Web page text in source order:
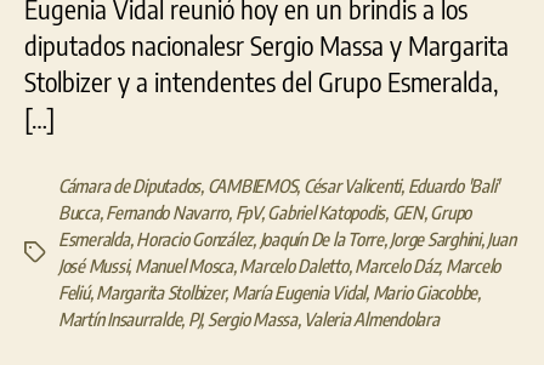
Eugenia Vidal reunió hoy en un brindis a los
diputados nacionalesr Sergio Massa y Margarita
Stolbizer y a intendentes del Grupo Esmeralda,
[…]
Etiquetas
Cámara de Diputados, CAMBIEMOS, César Valicenti, Eduardo 'Bali'
Bucca,Fernando Navarro, FpV,Gabriel Katopodis, GEN,Grupo
Esmeralda,Horacio González, Joaquín De la Torre,Jorge Sarghini,Juan
José Mussi, Manuel Mosca,Marcelo Daletto,Marcelo Dáz, Marcelo
Feliú,Margarita Stolbizer, María Eugenia Vidal, Mario Giacobbe,
Martín Insaurralde, PJ, Sergio Massa, Valeria Almendolara